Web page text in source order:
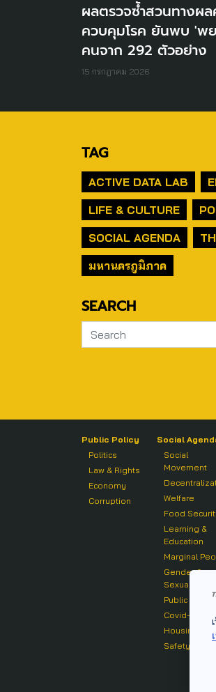
ผลตรวจซ้ำสวนทางผ
ควบคุมโรค ยันพบ 'พ
คนจาก 292 ตัวอย่าง
15 กรกฎาคม 2026
TAG
ACTIVE DATA LAB
LIFE & CULTURE
SOCIAL AGENDA
มหานครภูมิภาค
SEARCH
Public Policy
Politics
Law & Rights
Economy
Corruption
Social
Social
Movement
Welfare
Food
Learning &
Education
Marginal
Gender &
Sexuality
Public Health
Covid-19
Housing
Safety